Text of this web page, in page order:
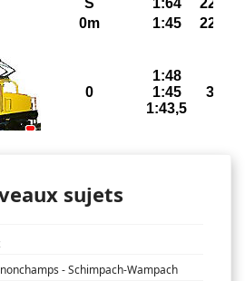
sujets
- Schimpach-Wampach